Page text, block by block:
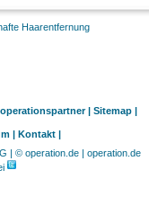
Haarentfernung
| Sitemap |
| Kontakt |
| © operation.de | operation.de